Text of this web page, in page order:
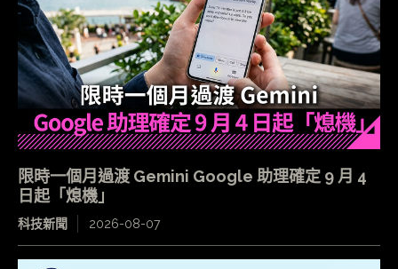
限時一個月過渡 Gemini Google 助理確定 9 月 4
日起「熄機」
科技新聞 2026-08-07